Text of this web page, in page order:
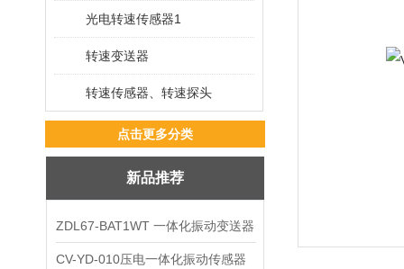
光电转速传感器1
转速变送器
转速传感器、转速探头
点击更多分类
新品推荐
ZDL67-BAT1WT 一体化振动变送器
CV-YD-010压电一体化振动传感器